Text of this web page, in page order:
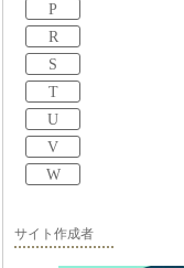
P
R
S
T
U
V
W
サイト作成者